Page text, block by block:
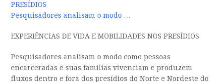
PRESÍDIOS
Pesquisadores analisam o modo …
EXPERIÊNCIAS DE VIDA E MOBILIDADES NOS PRESÍDIOS
Pesquisadores analisam o modo como pessoas
encarceradas e suas famílias vivenciam e produzem
fluxos dentro e fora dos presídios do Norte e Nordeste do